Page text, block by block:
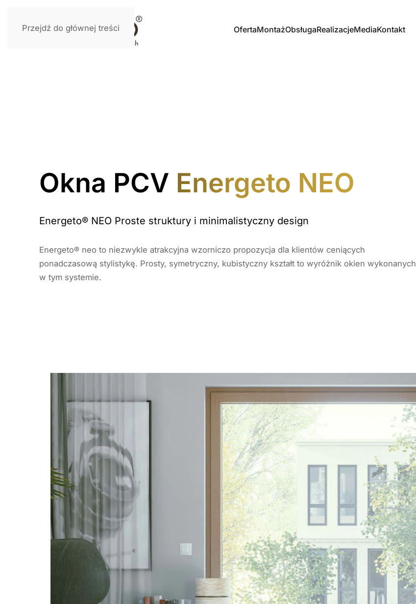
Przejdź do głównej treści OfertaMontażObsługaRealizacjeMediaKontakt
Okna PCV Energeto NEO
Energeto® NEO Proste struktury i minimalistyczny design
Energeto® neo to niezwykle atrakcyjna wzorniczo propozycja dla klientów ceniących
ponadczasową stylistykę. Prosty, symetryczny, kubistyczny kształt to wyróżnik okien wykonanych
w tym systemie.